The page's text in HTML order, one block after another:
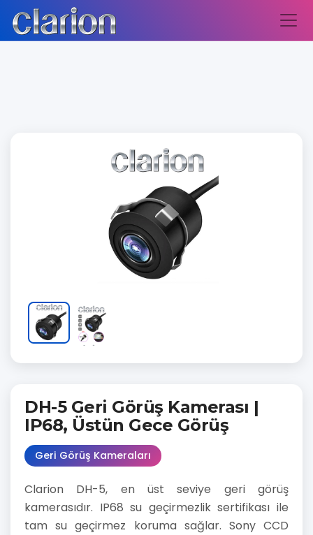
DH-5 Geri Görüş Kamerası |
IP68, Üstün Gece Görüş
Geri Görüş Kameraları
Clarion DH-5, en üst seviye geri görüş
kamerasıdır. IP68 su geçirmezlik sertifikası ile
tam su geçirmez koruma sağlar. Sony CCD